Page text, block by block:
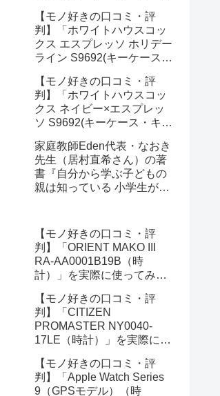
ってみた正直感想
【モノ好きの口コミ・評
判】「ホワイトハウスコッ
クス エスプレッソ ホリデー
ライン S9692(キーケース・
際に使ってみた正直感想
【モノ好きの口コミ・評
判】「ホワイトハウスコッ
クス ネイビー×エスプレッ
ソ S9692(キーケース・キー
使ってみた正直感想
家庭教師Eden代表・なおき
先生（居村直希さん）の著
書『自分から学ぶ子どもの
親は知っている 小学生が勉
が紹介します
【モノ好きの口コミ・評
判】「ORIENT MAKO III
RA-AA0001B19B（時
計）」を実際に使ってみた
【モノ好きの口コミ・評
判】「CITIZEN
PROMASTER NY0040-
17LE（時計）」を実際に使
【モノ好きの口コミ・評
判】「Apple Watch Series
9（GPSモデル）（時